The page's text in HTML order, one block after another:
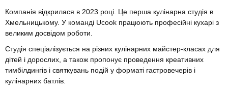
Компанія відкрилася в 2023 році. Це перша кулінарна студія в
Хмельницькому. У команді Ucook працюють професійні кухарі з
великим досвідом роботи.
Студія спеціалізується на різних кулінарних майстер-класах для
дітей і дорослих, а також пропонує проведення креативних
тимбілдингів і святкувань подій у форматі гастровечерів і
кулінарних батлів.